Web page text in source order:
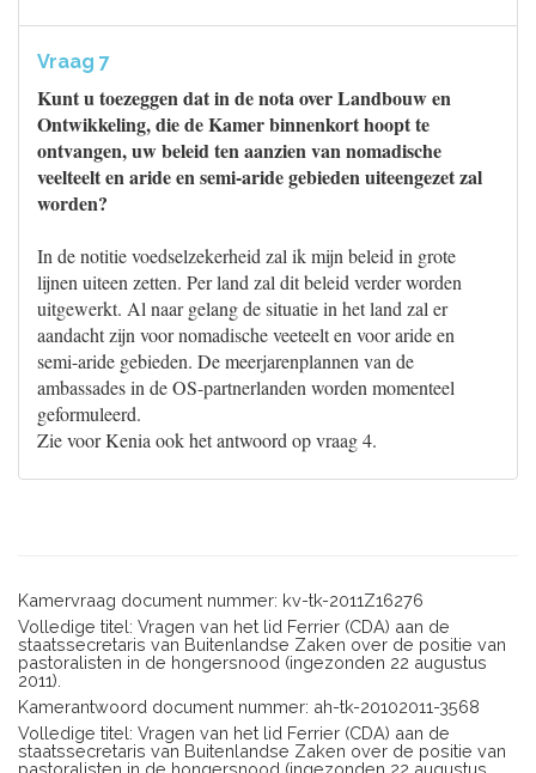
Vraag 7
Kunt u toezeggen dat in de nota over Landbouw en
Ontwikkeling, die de Kamer binnenkort hoopt te
ontvangen, uw beleid ten aanzien van nomadische
veelteelt en aride en semi-aride gebieden uiteengezet zal
worden?
In de notitie voedselzekerheid zal ik mijn beleid in grote
lijnen uiteen zetten. Per land zal dit beleid verder worden
uitgewerkt. Al naar gelang de situatie in het land zal er
aandacht zijn voor nomadische veeteelt en voor aride en
semi-aride gebieden. De meerjarenplannen van de
ambassades in de OS-partnerlanden worden momenteel
geformuleerd.
Zie voor Kenia ook het antwoord op vraag 4.
Kamervraag document nummer: kv-tk-2011Z16276
Volledige titel: Vragen van het lid Ferrier (CDA) aan de
staatssecretaris van Buitenlandse Zaken over de positie van
pastoralisten in de hongersnood (ingezonden 22 augustus
2011).
Kamerantwoord document nummer: ah-tk-20102011-3568
Volledige titel: Vragen van het lid Ferrier (CDA) aan de
staatssecretaris van Buitenlandse Zaken over de positie van
pastoralisten in de hongersnood (ingezonden 22 augustus